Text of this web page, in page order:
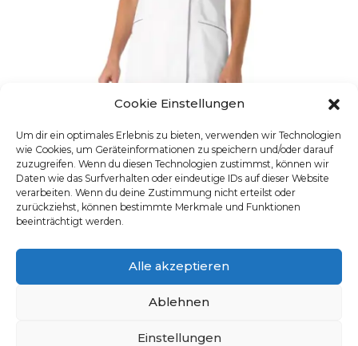
Cookie Einstellungen
Um dir ein optimales Erlebnis zu bieten, verwenden wir Technologien
wie Cookies, um Geräteinformationen zu speichern und/oder darauf
zuzugreifen. Wenn du diesen Technologien zustimmst, können wir
Daten wie das Surfverhalten oder eindeutige IDs auf dieser Website
verarbeiten. Wenn du deine Zustimmung nicht erteilst oder
zurückziehst, können bestimmte Merkmale und Funktionen
beeinträchtigt werden.
Alle akzeptieren
Ablehnen
Einstellungen
TUNIQUE FEMME